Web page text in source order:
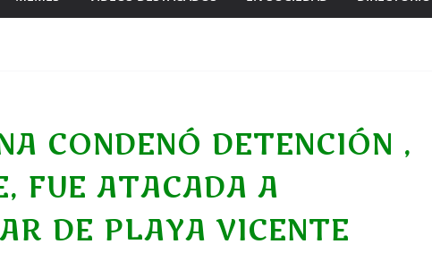
CONDENÓ DETENCIÓN ,
FUE ATACADA A
DE PLAYA VICENTE